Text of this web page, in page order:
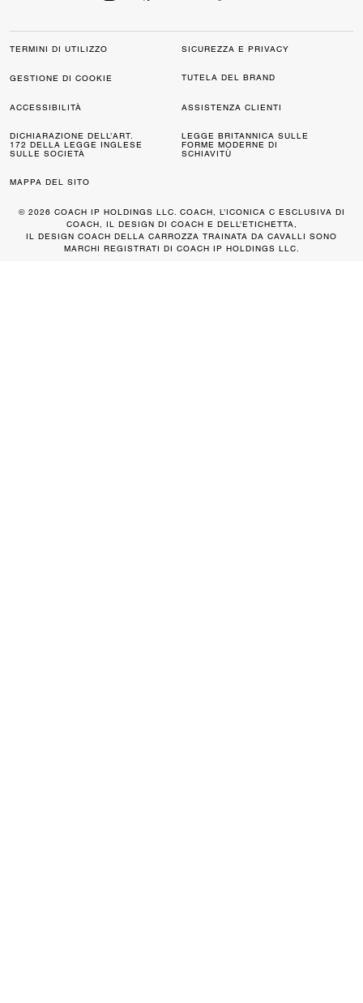
TERMINI DI UTILIZZO SICUREZZA E PRIVACY
GESTIONE DI COOKIE TUTELA DEL BRAND
ACCESSIBILITÀ ASSISTENZA CLIENTI
DICHIARAZIONE DELL’ART.
172 DELLA LEGGE INGLESE
SULLE SOCIETÀ
LEGGE BRITANNICA SULLE
FORME MODERNE DI
SCHIAVITÙ
MAPPA DEL SITO
© 2026 COACH IP HOLDINGS LLC. COACH, L’ICONICA C ESCLUSIVA DI
COACH, IL DESIGN DI COACH E DELL’ETICHETTA,
IL DESIGN COACH DELLA CARROZZA TRAINATA DA CAVALLI SONO
MARCHI REGISTRATI DI COACH IP HOLDINGS LLC.